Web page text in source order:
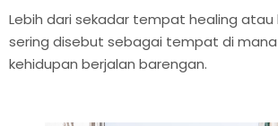
Lebih dari sekadar tempat healing atau
sering disebut sebagai tempat di
kehidupan berjalan barengan.